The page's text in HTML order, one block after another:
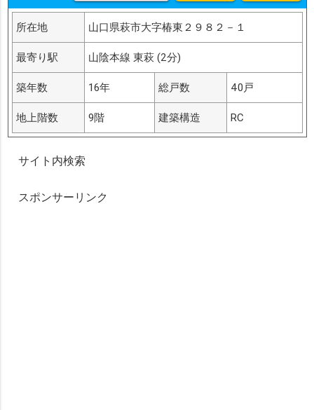
所在地 山口県萩市大字椿東２９８２－１
最寄り駅 山陰本線 東萩 (2分)
築年数 16年 総戸数 40戸
地上階数 9階 建築構造 RC
サイト内検索
スポンサーリンク